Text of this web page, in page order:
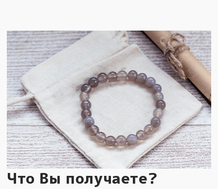
Что Вы получаете?